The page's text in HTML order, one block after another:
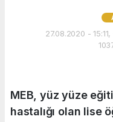
27.08.2020 -
MEB, yüz yüze
hastalığı olan lise